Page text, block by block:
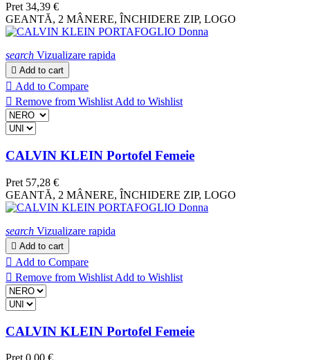
Pret 34,39 €
GEANTĂ, 2 MÂNERE, ÎNCHIDERE ZIP, LOGO
search Vizualizare rapida
 Add to cart
 Add to Compare
 Remove from WishlistAdd to Wishlist
CALVIN KLEIN Portofel Femeie
Pret 57,28 €
GEANTĂ, 2 MÂNERE, ÎNCHIDERE ZIP, LOGO
search Vizualizare rapida
 Add to cart
 Add to Compare
 Remove from Wishlist Add to Wishlist
CALVIN KLEIN Portofel Femeie